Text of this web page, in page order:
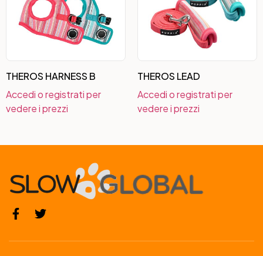
THEROS HARNESS B
Accedi o registrati per
vedere i prezzi
THEROS LEAD
Accedi o registrati per
vedere i prezzi